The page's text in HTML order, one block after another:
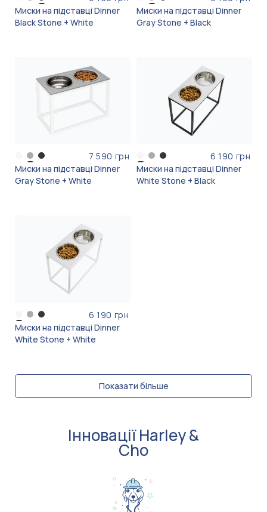
Миски на підставці Dinner
Black Stone + White
Миски на підставці Dinner
Gray Stone + Black
7 590 грн
Миски на підставці Dinner
Gray Stone + White
6 190 грн
Миски на підставці Dinner
White Stone + Black
6 190 грн
Миски на підставці Dinner
White Stone + White
Показати більше
Інновації Harley &
Cho